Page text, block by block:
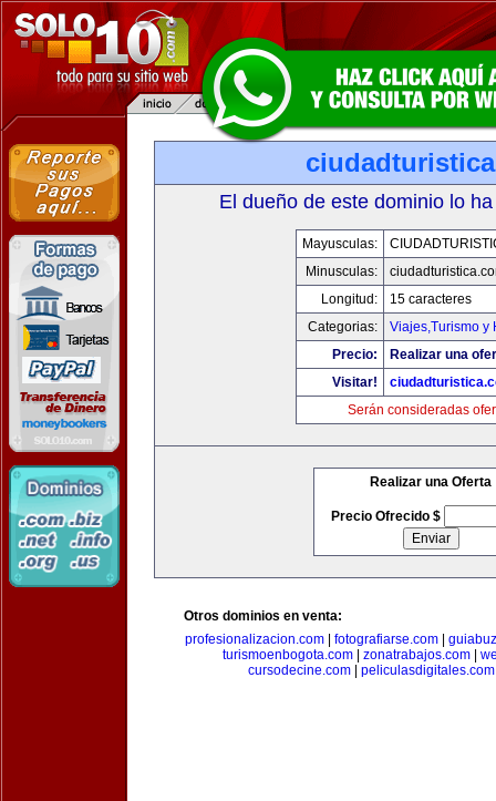
El dueño de este dominio lo
Mayusculas:
Minusculas:
Longitud:
15 caracteres
Categorias:
Viajes,Turismo y
Precio:
Realizar una
Visitar!
Serán consideradas
Realizar una Oferta
Precio Ofrecido $
Otros dominios en venta:
profesionalizacion.com
fotografiarse.com
turismoenbogota.com
zonatrabajos.com
cursodecine.com
peliculasdigitales.com